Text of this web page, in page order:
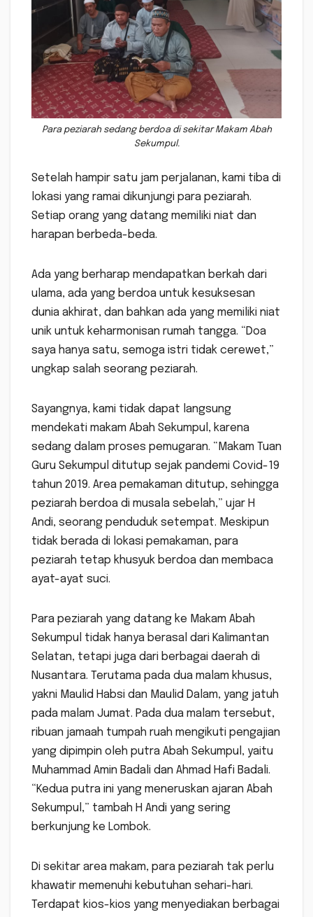
Para peziarah sedang berdoa di sekitar Makam Abah
Sekumpul.
Setelah hampir satu jam perjalanan, kami tiba di
lokasi yang ramai dikunjungi para peziarah.
Setiap orang yang datang memiliki niat dan
harapan berbeda-beda.
Ada yang berharap mendapatkan berkah dari
ulama, ada yang berdoa untuk kesuksesan
dunia akhirat, dan bahkan ada yang memiliki niat
unik untuk keharmonisan rumah tangga. “Doa
saya hanya satu, semoga istri tidak cerewet,”
ungkap salah seorang peziarah.
Sayangnya, kami tidak dapat langsung
mendekati makam Abah Sekumpul, karena
sedang dalam proses pemugaran. “Makam Tuan
Guru Sekumpul ditutup sejak pandemi Covid-19
tahun 2019. Area pemakaman ditutup, sehingga
peziarah berdoa di musala sebelah,” ujar H
Andi, seorang penduduk setempat. Meskipun
tidak berada di lokasi pemakaman, para
peziarah tetap khusyuk berdoa dan membaca
ayat-ayat suci.
Para peziarah yang datang ke Makam Abah
Sekumpul tidak hanya berasal dari Kalimantan
Selatan, tetapi juga dari berbagai daerah di
Nusantara. Terutama pada dua malam khusus,
yakni Maulid Habsi dan Maulid Dalam, yang jatuh
pada malam Jumat. Pada dua malam tersebut,
ribuan jamaah tumpah ruah mengikuti pengajian
yang dipimpin oleh putra Abah Sekumpul, yaitu
Muhammad Amin Badali dan Ahmad Hafi Badali.
“Kedua putra ini yang meneruskan ajaran Abah
Sekumpul,” tambah H Andi yang sering
berkunjung ke Lombok.
Di sekitar area makam, para peziarah tak perlu
khawatir memenuhi kebutuhan sehari-hari.
Terdapat kios-kios yang menyediakan berbagai